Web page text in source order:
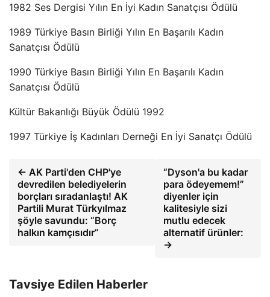
1982 Ses Dergisi Yılın En İyi Kadın Sanatçısı Ödülü
1989 Türkiye Basın Birliği Yılın En Başarılı Kadın
Sanatçısı Ödülü
1990 Türkiye Basın Birliği Yılın En Başarılı Kadın
Sanatçısı Ödülü
Kültür Bakanlığı Büyük Ödülü 1992
1997 Türkiye İş Kadınları Derneği En İyi Sanatçı Ödülü
← AK Parti'den CHP'ye
devredilen belediyelerin
borçları sıradanlaştı! AK
Partili Murat Türkyılmaz
şöyle savundu: “Borç
halkın kamçısıdır”
“Dyson'a bu kadar
para ödeyemem!”
diyenler için
kalitesiyle sizi
mutlu edecek
alternatif ürünler:
→
Tavsiye Edilen Haberler